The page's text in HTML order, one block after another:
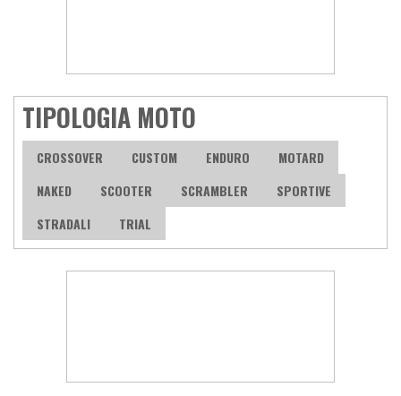
TIPOLOGIA MOTO
CROSSOVER CUSTOM ENDURO
MOTARD
NAKED
SCOOTER SCRAMBLER
SPORTIVE
STRADALI
TRIAL